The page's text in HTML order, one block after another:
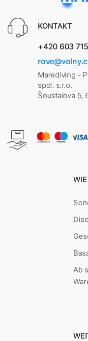
KONTAKT
+420 603
Marediving -
spol. s.r.o.
Šoustalova 5,
Ab